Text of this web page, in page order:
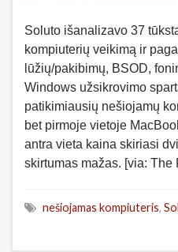
Soluto išanalizavo 37
kompiuterių veikimą ir
lūžių/pakibimų, BSOD,
Windows užsikrovimo
patikimiausių nešiojamų
bet pirmoje vietoje
antra vieta kaina skiriasi
skirtumas mažas. [via: The
nešiojamas kompiuteris,